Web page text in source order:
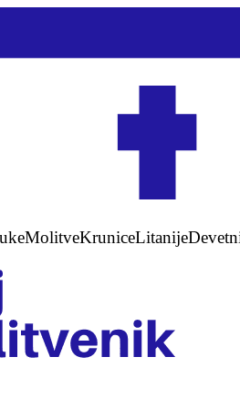
MolitveKruniceLitanije